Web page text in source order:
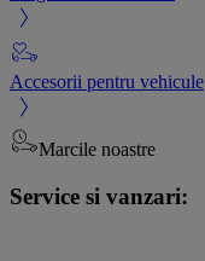
Accesorii pentru vehicule
Marcile noastre
Service si vanzari: